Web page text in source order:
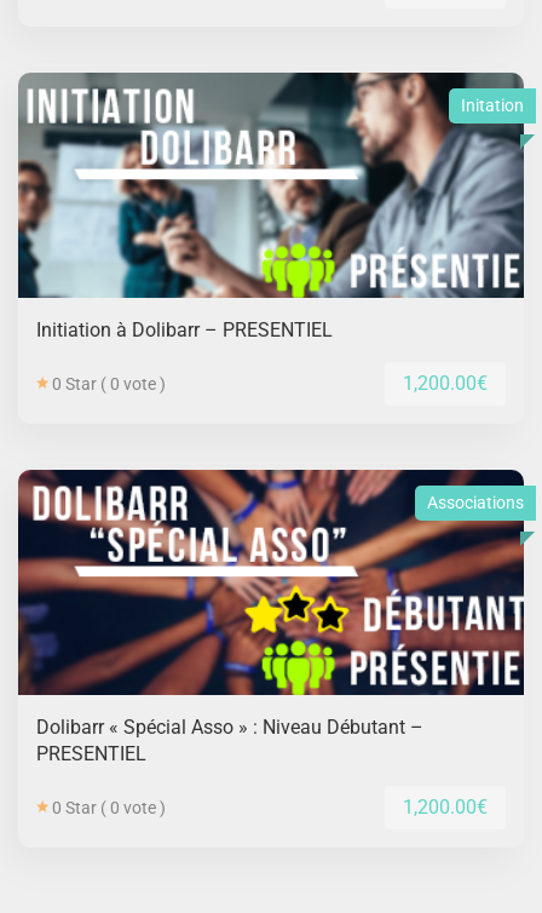
Initation
Initiation à Dolibarr – PRESENTIEL
0 Star ( 0 vote ) 1,200.00€
Associations
Dolibarr « Spécial Asso » : Niveau Débutant –
PRESENTIEL
0 Star ( 0 vote ) 1,200.00€